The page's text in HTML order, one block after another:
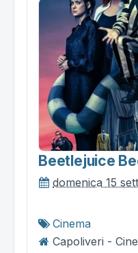
Beetlejuice
domenica 15
Cinema
Capoliveri -